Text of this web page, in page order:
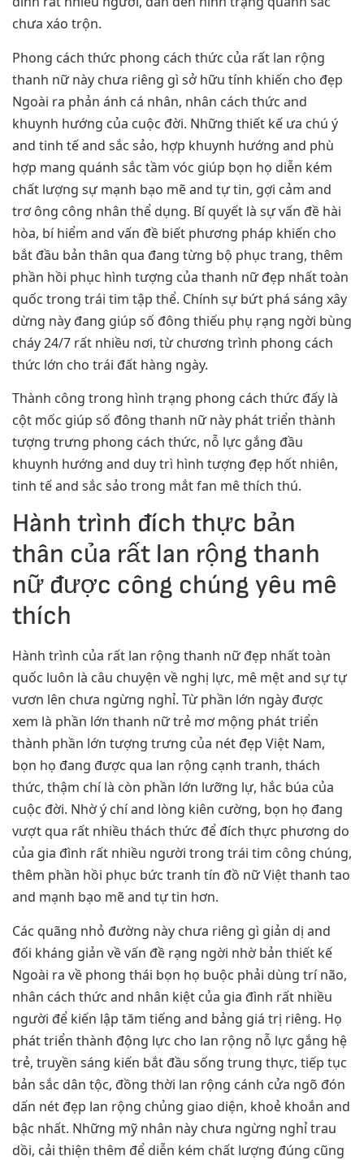
chưa xáo trộn.
Phong cách thức phong cách thức của rất lan rộng
thanh nữ này chưa riêng gì sở hữu tính khiến cho đẹp
Ngoài ra phản ánh cá nhân, nhân cách thức and
khuynh hướng của cuộc đời. Những thiết kế ưa chú ý
and tinh tế and sắc sảo, hợp khuynh hướng and phù
hợp mang quánh sắc tầm vóc giúp bọn họ diễn kém
chất lượng sự mạnh bạo mẽ and tự tin, gợi cảm and
trơ ông công nhân thể dụng. Bí quyết là sự vấn đề hài
hòa, bí hiểm and vấn đề biết phương pháp khiến cho
bắt đầu bản thân qua đang từng bộ phục trang, thêm
phần hồi phục hình tượng của thanh nữ đẹp nhất toàn
quốc trong trái tim tập thể. Chính sự bứt phá sáng xây
dừng này đang giúp số đông thiếu phụ rạng ngời bùng
cháy 24/7 rất nhiều nơi, từ chương trình phong cách
thức lớn cho trái đất hàng ngày.
Thành công trong hình trạng phong cách thức đấy là
cột mốc giúp số đông thanh nữ này phát triển thành
tượng trưng phong cách thức, nỗ lực gắng đầu
khuynh hướng and duy trì hình tượng đẹp hốt nhiên,
tinh tế and sắc sảo trong mắt fan mê thích thú.
Hành trình đích thực bản
thân của rất lan rộng thanh
nữ được công chúng yêu mê
thích
Hành trình của rất lan rộng thanh nữ đẹp nhất toàn
quốc luôn là câu chuyện về nghị lực, mê mệt and sự tự
vươn lên chưa ngừng nghỉ. Từ phần lớn ngày được
xem là phần lớn thanh nữ trẻ mơ mộng phát triển
thành phần lớn tượng trưng của nét đẹp Việt Nam,
bọn họ đang được qua lan rộng cạnh tranh, thách
thức, thậm chí là còn phần lớn lưỡng lự, hắc búa của
cuộc đời. Nhờ ý chí and lòng kiên cường, bọn họ đang
vượt qua rất nhiều thách thức để đích thực phương do
của gia đình rất nhiều người trong trái tim công chúng,
thêm phần hồi phục bức tranh tín đồ nữ Việt thanh tao
and mạnh bạo mẽ and tự tin hơn.
Các quãng nhỏ đường này chưa riêng gì giản dị and
đối kháng giản về vấn đề rạng ngời nhờ bản thiết kế
Ngoài ra về phong thái bọn họ buộc phải dùng trí não,
nhân cách thức and nhân kiệt của gia đình rất nhiều
người để kiến lập tăm tiếng and bảng giá trị riêng. Họ
phát triển thành động lực cho lan rộng nỗ lực gắng hệ
trẻ, truyền sáng kiến bắt đầu sống trung thực, tiếp tục
bản sắc dân tộc, đồng thời lan rộng cánh cửa ngõ đón
dấn nét đẹp lan rộng chủng giao diện, khoẻ khoắn and
bậc nhất. Những mỹ nhân này chưa ngừng nghỉ trau
dồi, cải thiện thêm để diễn kém chất lượng đúng cũng